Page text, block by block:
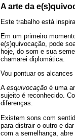
A arte da
Este trabalho está
Em um primeiro
e(s)quivocação, pode
hoje, do som e sua
chamarei diplomática.
Vou pontuar os
A esquivocação é uma
sujeito é reconhecido.
diferenças.
Existem sons com
para distrair o outro e
com a semelhança,